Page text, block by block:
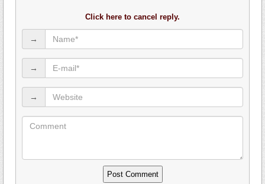
Click here to cancel reply.
→
→
→